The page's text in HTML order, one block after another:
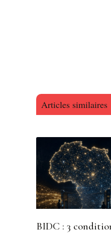
Articles similaires
BIDC : 3